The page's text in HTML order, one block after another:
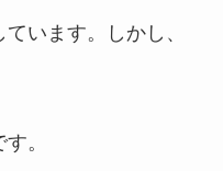
います。しかし、
す。